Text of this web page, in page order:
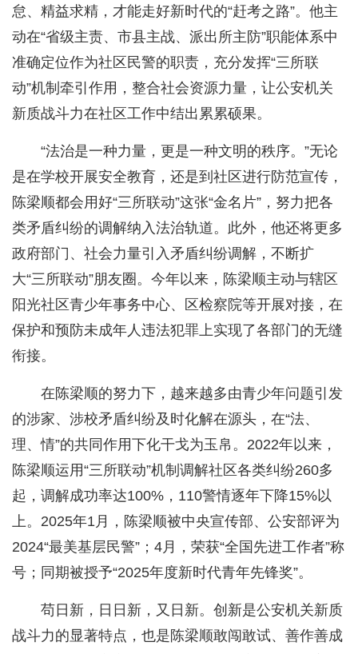
怠、精益求精，才能走好新时代的“赶考之路”。他主
动在“省级主责、市县主战、派出所主防”职能体系中
准确定位作为社区民警的职责，充分发挥“三所联
动”机制牵引作用，整合社会资源力量，让公安机关
新质战斗力在社区工作中结出累累硕果。
“法治是一种力量，更是一种文明的秩序。”无论
是在学校开展安全教育，还是到社区进行防范宣传，
陈梁顺都会用好“三所联动”这张“金名片”，努力把各
类矛盾纠纷的调解纳入法治轨道。此外，他还将更多
政府部门、社会力量引入矛盾纠纷调解，不断扩
大“三所联动”朋友圈。今年以来，陈梁顺主动与辖区
阳光社区青少年事务中心、区检察院等开展对接，在
保护和预防未成年人违法犯罪上实现了各部门的无缝
衔接。
在陈梁顺的努力下，越来越多由青少年问题引发
的涉家、涉校矛盾纠纷及时化解在源头，在“法、
理、情”的共同作用下化干戈为玉帛。2022年以来，
陈梁顺运用“三所联动”机制调解社区各类纠纷260多
起，调解成功率达100%，110警情逐年下降15%以
上。2025年1月，陈梁顺被中央宣传部、公安部评为
2024“最美基层民警”；4月，荣获“全国先进工作者”称
号；同期被授予“2025年度新时代青年先锋奖”。
苟日新，日日新，又日新。创新是公安机关新质
战斗力的显著特点，也是陈梁顺敢闯敢试、善作善成